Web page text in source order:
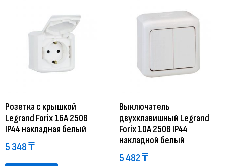
Розетка с крышкой
Legrand Forix 16A 250В
IP44 накладная белый
5 348₸
Выключатель
двухклавишный Legrand
Forix 10A 250В IP44
накладной белый
5 482₸